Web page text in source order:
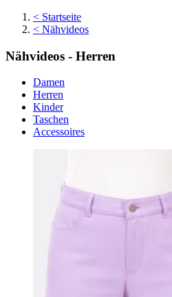
< Startseite
< Nähvideos
Nähvideos - Herren
Damen
Herren
Kinder
Taschen
Accessoires